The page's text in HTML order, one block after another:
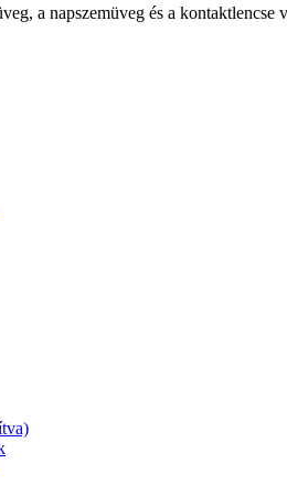
a napszemüveg és a kontaktlencse